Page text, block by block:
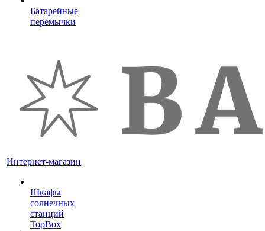
Батарейные
перемычки
Интернет-магазин
Шкафы
солнечных
станций
TopBox